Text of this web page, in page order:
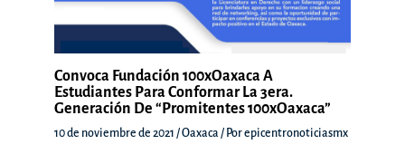
Convoca Fundación 100xOaxaca A
Estudiantes Para Conformar La 3era.
Generación De “Promitentes 100xOaxaca”
10 de noviembre de 2021 /Oaxaca / Porepicentronoticiasmx